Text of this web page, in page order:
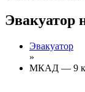
Эвакуатор
»
МКАД — 9